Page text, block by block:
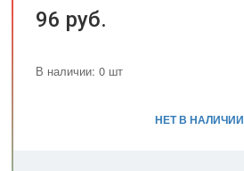
96 руб.
В наличии: 0 шт
НЕТ В НАЛИЧИИ